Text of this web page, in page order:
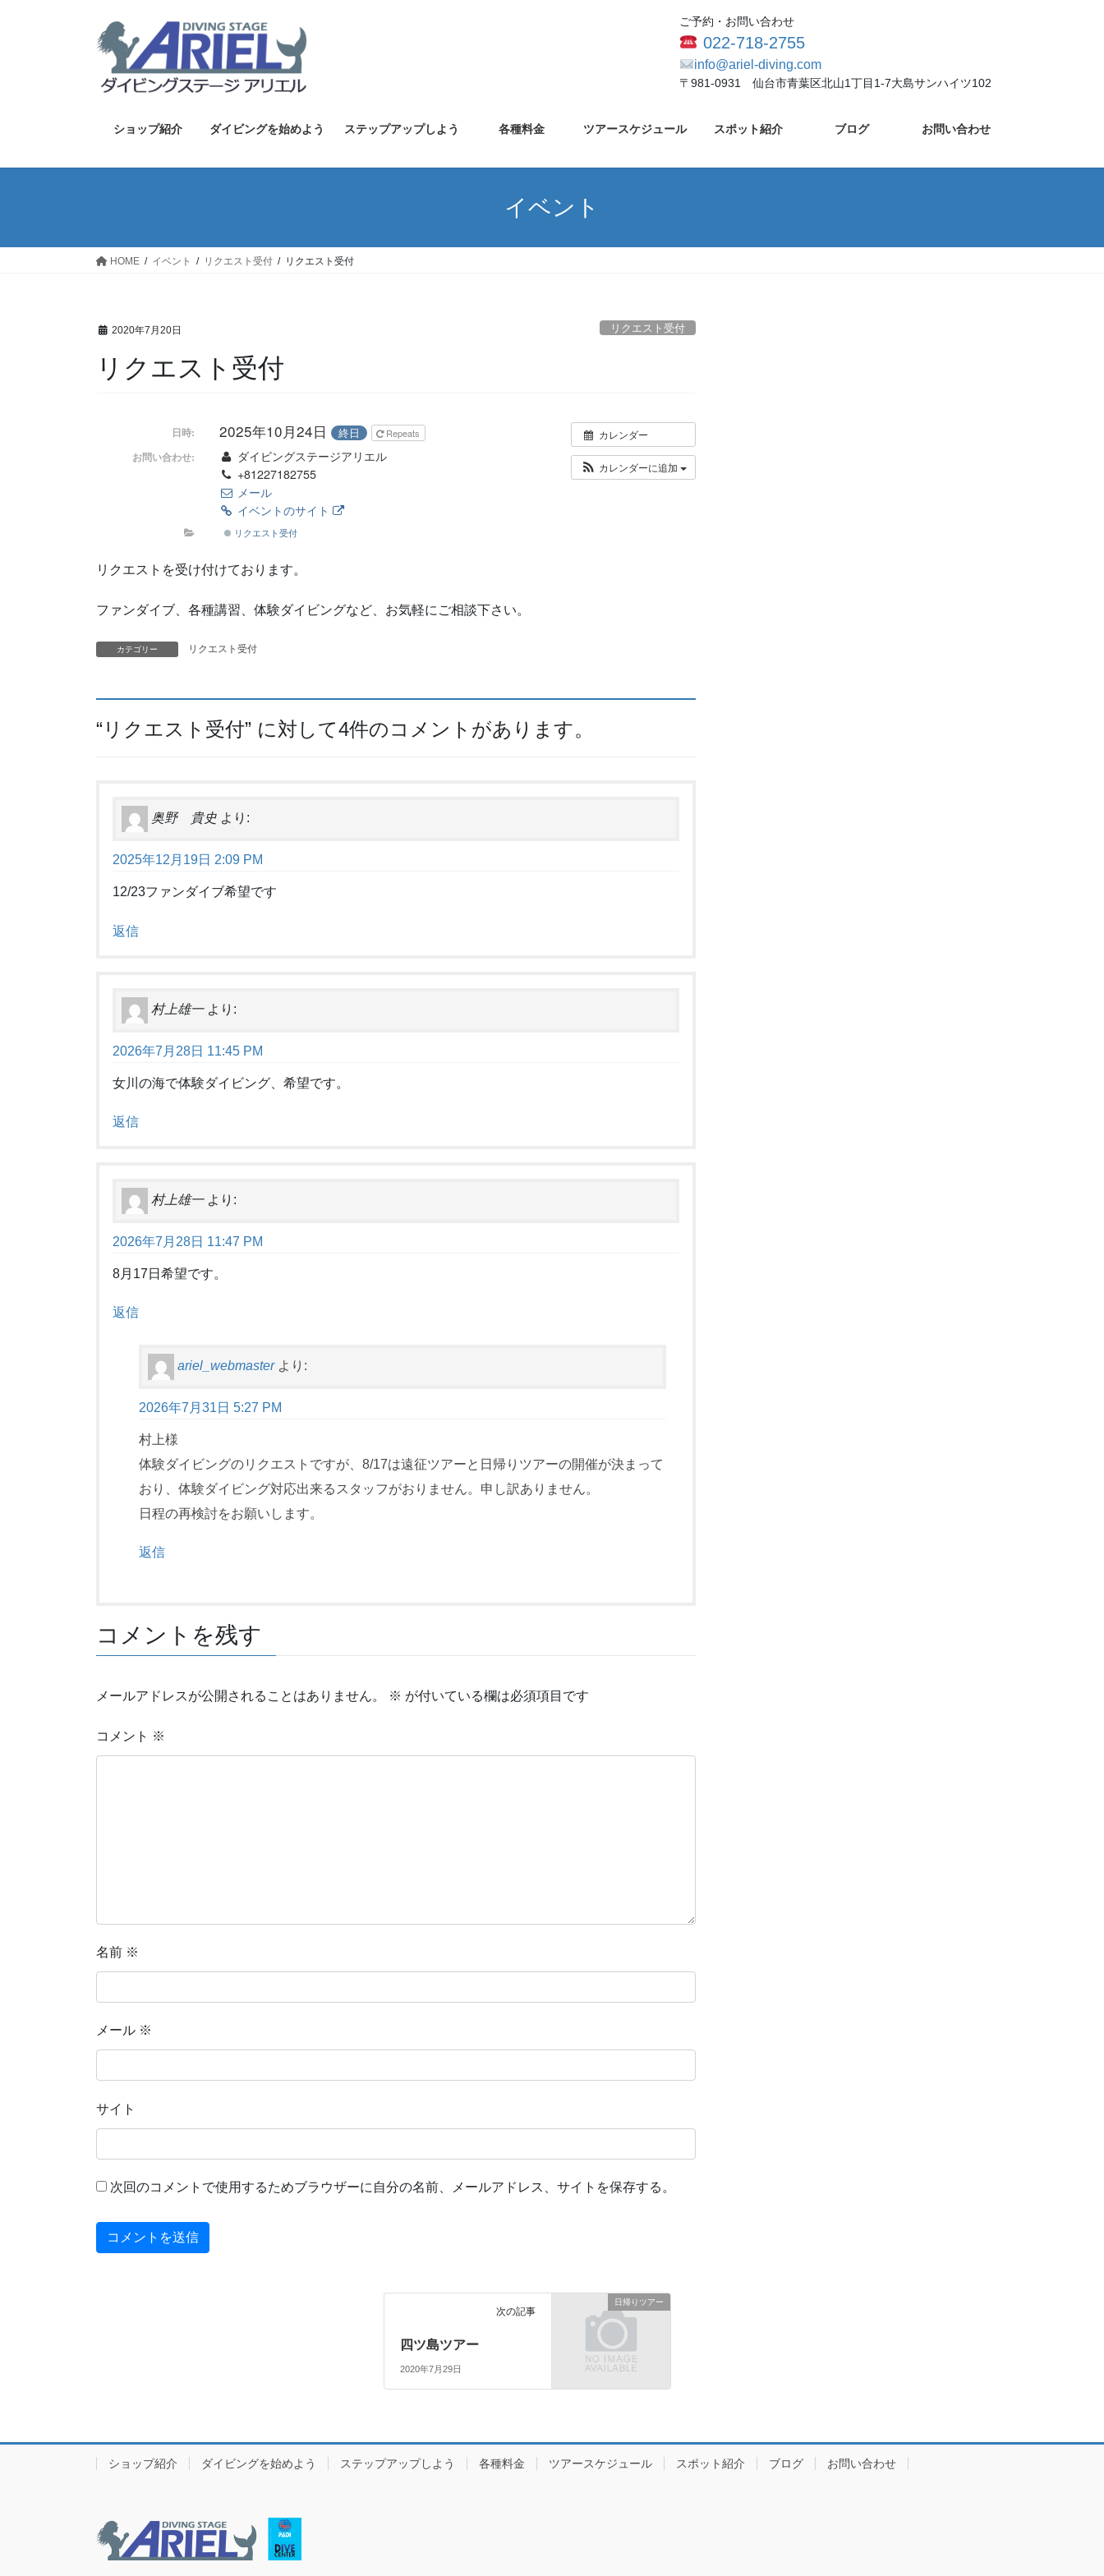
ッ
移
ご予約・お問い合わせ
022-718-2755
info@ariel-diving.com
〒981-0931 仙台市青葉区北山1丁目1-7大島サンハイツ102
ショップ紹介 ダイビングを始めよう ステップアップしよう 各種料金 ツアースケジュール スポット紹介 ブログ お問い合わせ
イベント
HOME イベント リクエスト受付 リクエスト受付
2020年7月20日 リクエスト受付
リクエスト受付
カレンダー
カレンダーに追加
日時: 2025年10月24日 終日 Repeats
お問い合わせ:
ダイビングステージアリエル
+81227182755
メール
イベントのサイト
リクエスト受付
リクエストを受け付けております。
ファンダイブ、各種講習、体験ダイビングなど、お気軽にご相談下さい。
カテゴリー リクエスト受付
“ リクエスト受付” に対して4件のコメントがあります。
奥野 貴史 より:
2025年12月19日 2:09 PM
12/23ファンダイブ希望です
返信
村上雄一 より:
2026年7月28日 11:45 PM
女川の海で体験ダイビング、希望です。
返信
村上雄一 より:
2026年7月28日 11:47 PM
8月17日希望です。
返信
ariel_webmaster より:
2026年7月31日 5:27 PM
村上様
体験ダイビングのリクエストですが、8/17は遠征ツアーと日帰りツアーの開催が決まって
おり、体験ダイビング対応出来るスタッフがおりません。申し訳ありません。
日程の再検討をお願いします。
返信
コメントを残す
メールアドレスが公開されることはありません。 ※ が付いている欄は必須項目です
コメント ※
名前 ※
メール ※
サイト
次回のコメントで使用するためブラウザーに自分の名前、メールアドレス、サイトを保存する。
日帰りツアー
次の記事
四ツ島ツアー
2020年7月29日
ショップ紹介 ダイビングを始めよう ステップアップしよう 各種料金 ツアースケジュール スポット紹介 ブログ お問い合わせ